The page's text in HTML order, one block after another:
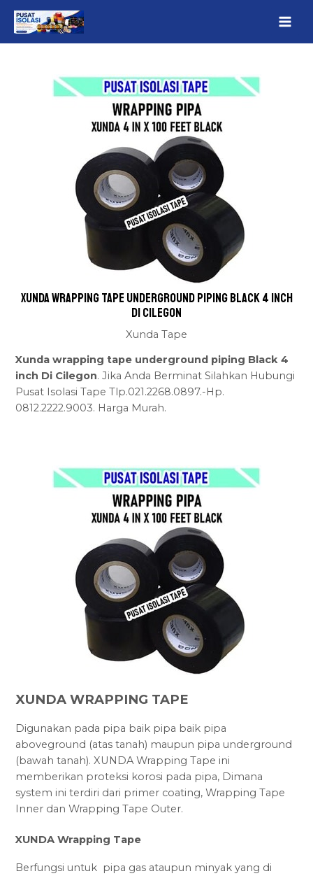
Xunda wrapping tape underground piping Black 4 inch
Di Cilegon
Xunda Tape
Xunda wrapping tape underground piping Black 4
inch Di Cilegon. Jika Anda Berminat Silahkan Hubungi
Pusat Isolasi Tape Tlp.021.2268.0897.-Hp.
0812.2222.9003. Harga Murah.
XUNDA WRAPPING TAPE
Digunakan pada pipa baik pipa baik pipa
aboveground (atas tanah) maupun pipa underground
(bawah tanah). XUNDA Wrapping Tape ini
memberikan proteksi korosi pada pipa, Dimana
system ini terdiri dari primer coating, Wrapping Tape
Inner dan Wrapping Tape Outer.
XUNDA Wrapping Tape
Berfungsi untuk pipa gas ataupun minyak yang di
navigation